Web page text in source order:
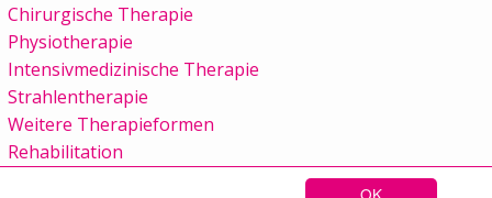
OK
Chirurgische Therapie
Physiotherapie
Intensivmedizinische Therapie
Strahlentherapie
Weitere Therapieformen
Rehabilitation